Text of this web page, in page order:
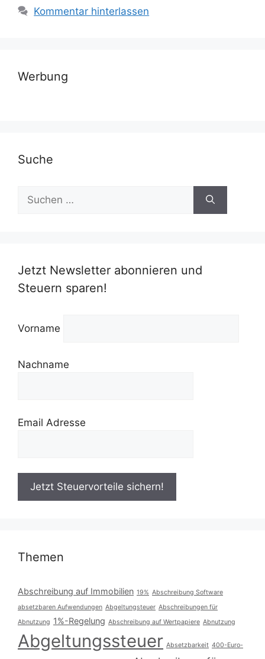
Kommentar hinterlassen
Werbung
Suche
nach:
Jetzt Newsletter abonnieren und
Steuern sparen!
Vorname
Nachname
Email Adresse
Themen
Abschreibung auf Immobilien 19% Abschreibung Software
absetzbaren Aufwendungen Abgeltungsteuer Abschreibungen für
Abnutzung 1%-Regelung Abschreibung auf Wertpapiere Abnutzung
Abgeltungssteuer Absetzbarkeit 400-Euro-